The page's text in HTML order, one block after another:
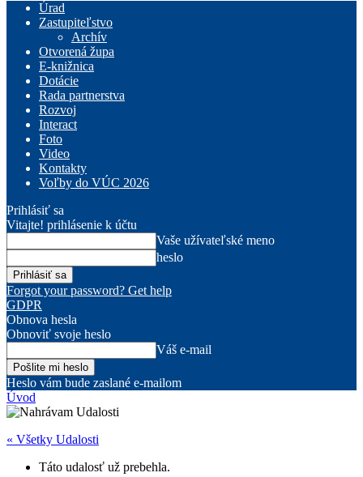
Úrad
Zastupiteľstvo
Archív
Otvorená župa
E-knižnica
Dotácie
Rada partnerstva
Rozvoj
Interact
Foto
Video
Kontakty
Voľby do VÚC 2026
Prihlásiť sa
Vitajte! prihlásenie k účtu
Vaše užívateľské meno
heslo
Forgot your password? Get help
GDPR
Obnova hesla
Obnoviť svoje heslo
Váš e-mail
Heslo vám bude zaslané e-mailom
Úvod
« Všetky Udalosti
Táto udalosť už prebehla.